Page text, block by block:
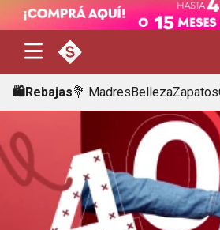
🛍️Rebajas💐 MadresBellezaZapatos